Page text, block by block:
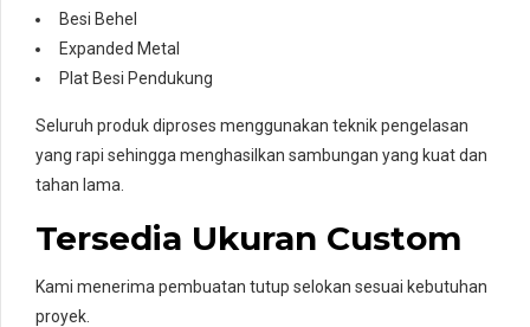
Besi Behel
Expanded Metal
Plat Besi Pendukung
Seluruh produk diproses menggunakan teknik pengelasan
yang rapi sehingga menghasilkan sambungan yang kuat dan
tahan lama.
Tersedia Ukuran Custom
Kami menerima pembuatan tutup selokan sesuai kebutuhan
proyek.